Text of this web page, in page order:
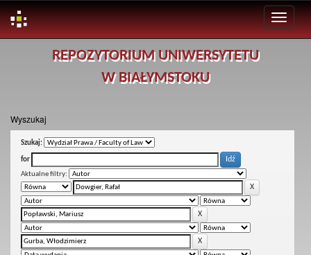
REPOZYTORIUM UNIWERSYTETU
W BIAŁYMSTOKU
Wyszukaj
Szukaj:
for
Aktualne filtry: